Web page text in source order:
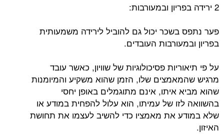
2 ירידה בפריון ובמעורבות:
פער נתפס בשכר יכול גם להוביל לירידה משמעותית
בפריון ובמעורבות העובדים.
על פי תיאוריות פסיכולוגיות של שוויון, כאשר עובד
מרגיש שהמאמצים שלו, הזמן שהוא משקיע והמיומנות
שהוא מביא איתו, אינם מתוגמלים באופן יחסי
בהשוואה לזו של עמיתו, הוא עלול להפחית במודע או
שלא במודע את מאמציו כדי להשיב לעצמו את תחושת
האיזון.